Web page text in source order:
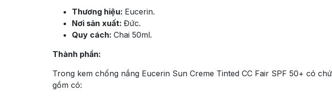
Thương hiệu: Eucerin.
Nơi sản xuất: Đức.
Quy cách: Chai 50ml.
Thành phần:
Trong kem chống nắng Eucerin Sun Creme Tinted CC Fair SPF 50+ có
gồm có: